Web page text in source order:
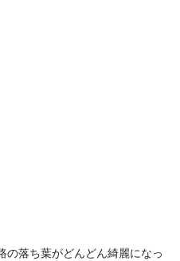
の落ち葉がどんどん綺麗になっ